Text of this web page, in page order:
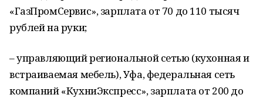
«ГазПромСервис», зарплата от 70 до 110 тысяч
рублей на руки;
– управляющий региональной сетью (кухонная и
встраиваемая мебель), Уфа, федеральная сеть
компаний «КухниЭкспресс», зарплата от 200 до